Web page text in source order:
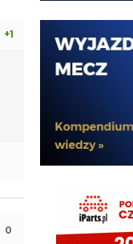
+1
0
Nie trzeba
swiata sportowe
Bierzmy go,
G3nesis
Nie chcą go
G3nesis
Cancelo wrócił